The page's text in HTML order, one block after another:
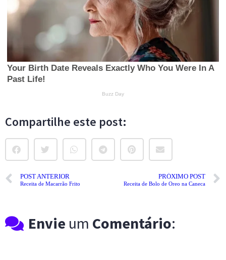
Compartilhe este post:
POST ANTERIOR
Receita de Macarrão Frito
PRÓXIMO POST
Receita de Bolo de Oreo na Caneca
Envie um Comentário: